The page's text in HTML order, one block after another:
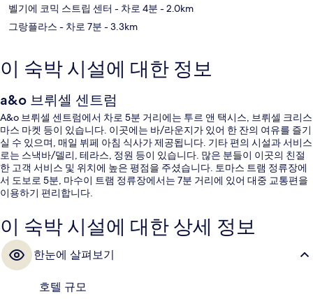
벨기에 코믹 스트립 센터 - 차로 4분 - 2.0km
그랑플라스 - 차로 7분 - 3.3km
이 숙박 시설에 대한 정보
a&o 브뤼셀 센트럼
A&o 브뤼셀 센트럼에서 차로 5분 거리에는 투르 앤 택시스, 브뤼셀 크리스
마스 마켓 등이 있습니다. 이곳에는 바/라운지가 있어 한 잔의 여유를 즐기
실 수 있으며, 매일 뷔페 아침 식사가 제공됩니다. 기타 편의 시설과 서비스
로는 스낵바/델리, 테라스, 정원 등이 있습니다. 많은 분들이 이곳의 친절
한 고객 서비스 및 위치에 높은 평점을 주셨습니다. 토마스 트램 정류장에
서 도보로 5분, 마수이 트램 정류장에서는 7분 거리에 있어 대중 교통편을
이용하기 편리합니다.
이 숙박 시설에 대한 상세 정보
한눈에 살펴보기
호텔 규모